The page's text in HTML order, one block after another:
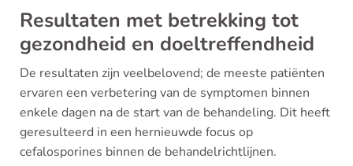
Resultaten met betrekking tot
gezondheid en doeltreffendheid
De resultaten zijn veelbelovend; de meeste patiënten
ervaren een verbetering van de symptomen binnen
enkele dagen na de start van de behandeling. Dit heeft
geresulteerd in een hernieuwde focus op
cefalosporines binnen de behandelrichtlijnen.